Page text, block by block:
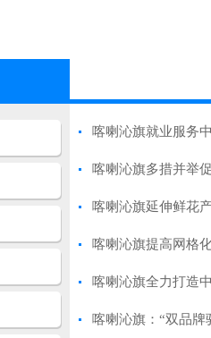
喀喇沁旗就业服务
喀喇沁旗多措并举
喀喇沁旗延伸鲜花
喀喇沁旗提高网格
喀喇沁旗全力打造
喀喇沁旗：“双品牌